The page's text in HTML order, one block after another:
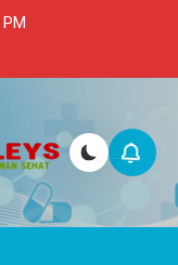
Sehat